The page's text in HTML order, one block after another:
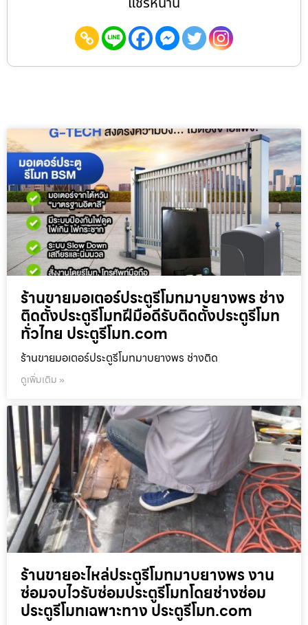
ร้านขายมอเตอร์ประตูรีโมทมาบยางพร ช่าง
ติดตั้งประตูรีโมทฝีมือดีรับติดตั้งประตูรีโมท
ทั่วไทย ประตูรีโมท.com
ร้านขายมอเตอร์ประตูรีโมทมาบยางพร ช่างติด
ดูเพิ่มเติม »
ร้านขายอะไหล่ประตูรีโมทมาบยางพร งาน
ซ่อมจบไวรับซ่อมประตูรีโมทโดยช่างซ่อม
ประตูรีโมทเฉพาะทาง ประตูรีโมท.com